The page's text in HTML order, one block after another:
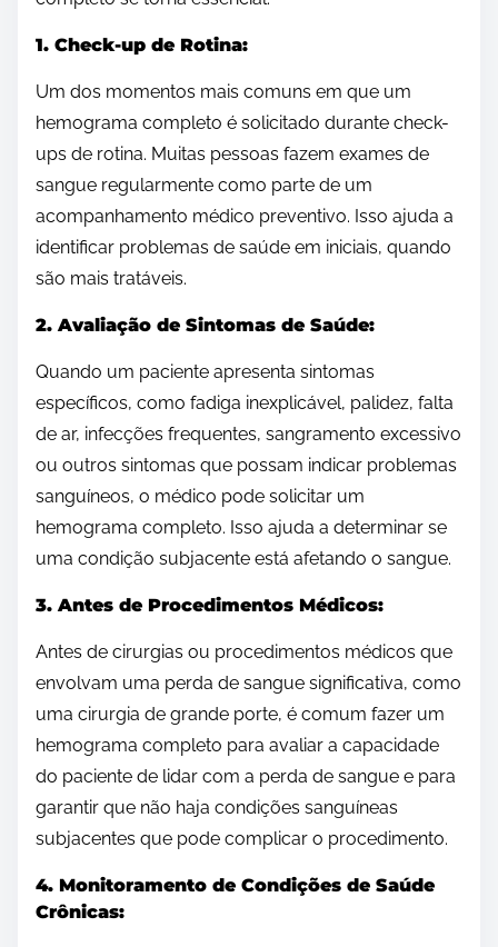
1. Check-up de Rotina:
Um dos momentos mais comuns em que um
hemograma completo é solicitado durante check-
ups de rotina. Muitas pessoas fazem exames de
sangue regularmente como parte de um
acompanhamento médico preventivo. Isso ajuda a
identificar problemas de saúde em iniciais, quando
são mais tratáveis.
2. Avaliação de Sintomas de Saúde:
Quando um paciente apresenta sintomas
específicos, como fadiga inexplicável, palidez, falta
de ar, infecções frequentes, sangramento excessivo
ou outros sintomas que possam indicar problemas
sanguíneos, o médico pode solicitar um
hemograma completo. Isso ajuda a determinar se
uma condição subjacente está afetando o sangue.
3. Antes de Procedimentos Médicos:
Antes de cirurgias ou procedimentos médicos que
envolvam uma perda de sangue significativa, como
uma cirurgia de grande porte, é comum fazer um
hemograma completo para avaliar a capacidade
do paciente de lidar com a perda de sangue e para
garantir que não haja condições sanguíneas
subjacentes que pode complicar o procedimento.
4. Monitoramento de Condições de Saúde
Crônicas: